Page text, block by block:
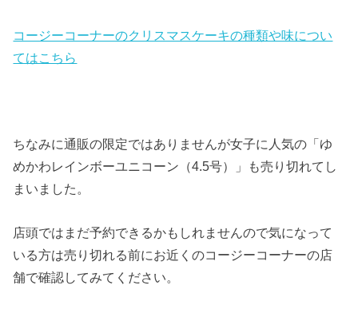
コージーコーナーのクリスマスケーキの種類や味につい
てはこちら
ちなみに通販の限定ではありませんが女子に人気の「ゆ
めかわレインボーユニコーン（4.5号）」も売り切れてし
まいました。
店頭ではまだ予約できるかもしれませんので気になって
いる方は売り切れる前にお近くのコージーコーナーの店
舗で確認してみてください。